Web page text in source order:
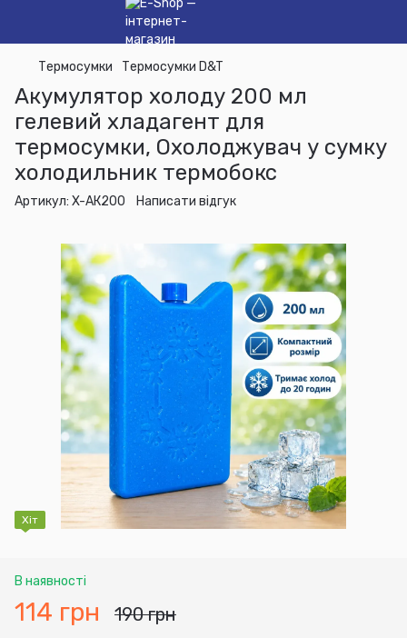
Термосумки Термосумки D&T
Акумулятор холоду 200 мл
гелевий хладагент для
термосумки, Охолоджувач у сумку
холодильник термобокс
Артикул: X-АК200 Написати відгук
Хіт
В наявності
114 грн 190 грн